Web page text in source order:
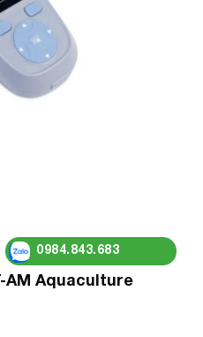
0984.843.683
AM Aquaculture